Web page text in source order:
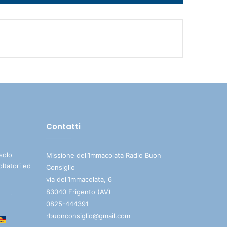
i
ed
Contatti
Missione dell’Immacolata Radio Buon
Consiglio
via dell’Immacolata, 6
83040 Frigento (AV)
0825-444391
rbuonconsiglio@gmail.com